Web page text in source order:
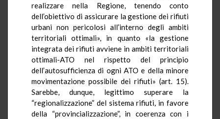
realizzare nella Regione, tenendo conto
dell’obiettivo di assicurare la gestione dei rifiuti
urbani non pericolosi all’interno degli ambiti
territoriali ottimali», in quanto «la gestione
integrata dei rifiuti avviene in ambiti territoriali
ottimali-ATO nel rispetto del principio
dell’autosufficienza di ogni ATO e della minore
movimentazione possibile dei rifiuti» (art. 15).
Sarebbe, dunque, legittimo superare la
“regionalizzazione” del sistema rifiuti, in favore
della “provincializzazione”, in coerenza con i